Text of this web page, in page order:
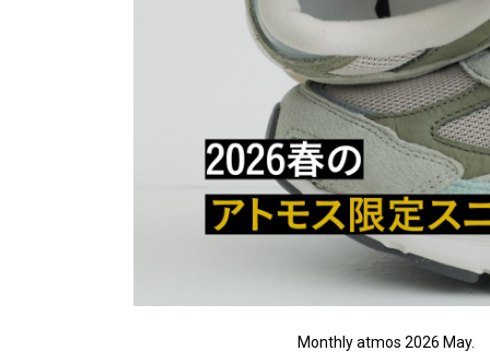
Monthly atmos 2026 May.